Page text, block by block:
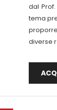
dal
tema
diverse